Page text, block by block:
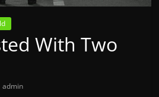
With Two
admin